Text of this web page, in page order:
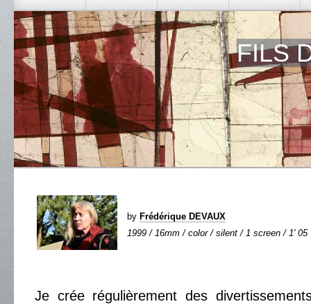
FILS
by Frédérique DEVAUX
1999 / 16mm / color / silent / 1 screen / 1' 05
Je crée régulièrement des